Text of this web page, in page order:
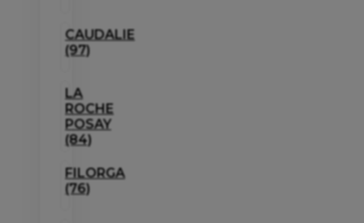
CAUDALIE
(97)
LA
ROCHE
POSAY
(84)
FILORGA
(76)